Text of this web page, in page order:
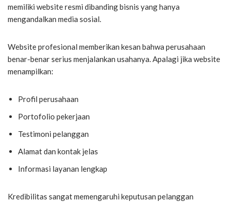
memiliki website resmi dibanding bisnis yang hanya
mengandalkan media sosial.
Website profesional memberikan kesan bahwa perusahaan
benar-benar serius menjalankan usahanya. Apalagi jika website
menampilkan:
Profil perusahaan
Portofolio pekerjaan
Testimoni pelanggan
Alamat dan kontak jelas
Informasi layanan lengkap
Kredibilitas sangat memengaruhi keputusan pelanggan